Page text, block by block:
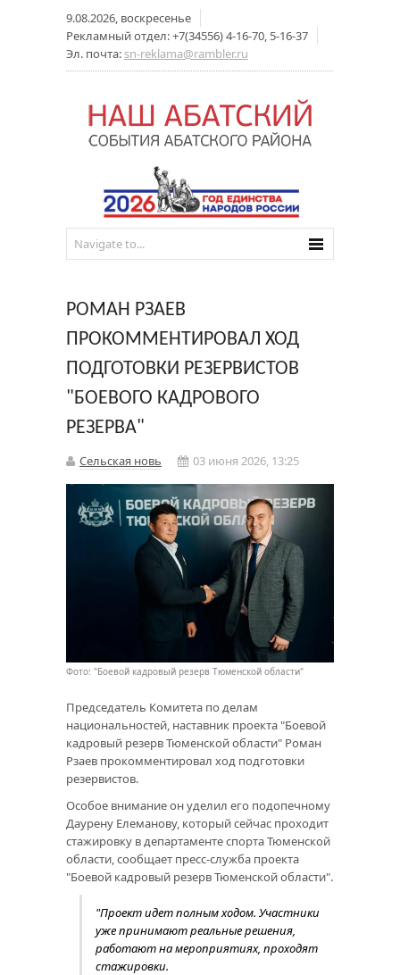
9.08.2026, воскресенье
Рекламный отдел: +7(34556) 4-16-70, 5-16-37
Эл. почта: sn-reklama@rambler.ru
РОМАН РЗАЕВ
ПРОКОММЕНТИРОВАЛ ХОД
ПОДГОТОВКИ РЕЗЕРВИСТОВ
"БОЕВОГО КАДРОВОГО
РЕЗЕРВА"
Сельская новь 03 июня 2026, 13:25
Фото: "Боевой кадровый резерв Тюменской области"
Председатель Комитета по делам
национальностей, наставник проекта "Боевой
кадровый резерв Тюменской области" Роман
Рзаев прокомментировал ход подготовки
резервистов.
Особое внимание он уделил его подопечному
Даурену Елеманову, который сейчас проходит
стажировку в департаменте спорта Тюменской
области, сообщает пресс-служба проекта
"Боевой кадровый резерв Тюменской области".
"Проект идет полным ходом. Участники
уже принимают реальные решения,
работают на мероприятиях, проходят
стажировки.